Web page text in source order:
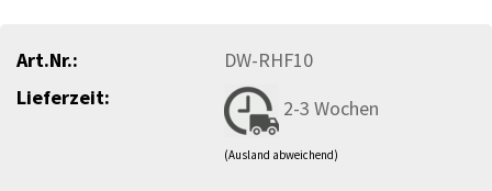
Art.Nr.:
DW-RHF10
Lieferzeit:
2-3 Wochen
(Ausland abweichend)